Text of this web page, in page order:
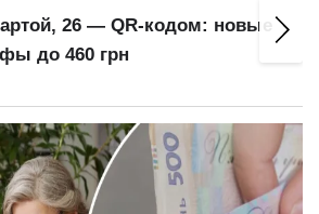
26 — QR-кодом: новые
до 460 грн